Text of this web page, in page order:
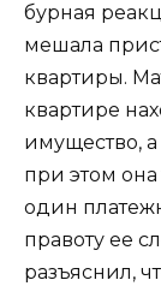
бурная
мешала
квартиры.
квартире
имущество,
при этом она
один
правоту ее
разъяснил,